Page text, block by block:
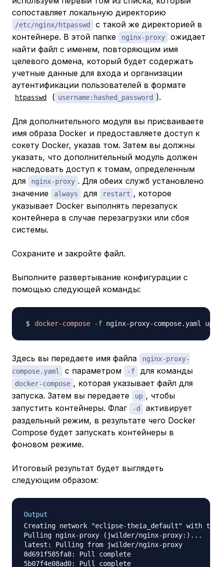
сопоставляет локальную директорию
/etc/nginx/htpasswd
с такой же директорией в
контейнере. В этой папке
nginx-proxy
ожидает
найти файл с именем, повторяющим имя
целевого домена, который будет содержать
учетные данные для входа и организации
аутентификации пользователей в формате
htpasswd ( username:hashed_password ).
Для дополнительного модуля вы присваиваете
имя образа Docker и предоставляете доступ к
сокету Docker, указав том. Затем вы должны
указать, что дополнительный модуль должен
наследовать доступ к томам, определенным
для
nginx-proxy . Для обеих служб установлено
значение
always для restart , которое
указывает Docker выполнять перезапуск
контейнера в случае перезагрузки или сбоя
системы.
Сохраните и закройте файл.
Выполните развертывание конфигурации с
помощью следующей команды:
docker-compose -f nginx-proxy-compose.yaml up
Здесь вы передаете имя файла
nginx-proxy-
compose.yaml
с параметром -f для команды
docker-compose , которая указывает файл для
запуска. Затем вы передаете
up , чтобы
запустить контейнеры. Флаг
-d
активирует
раздельный режим, в результате чего Docker
Compose будет запускать контейнеры в
фоновом режиме.
Итоговый результат будет выглядеть
следующим образом:
Output
Creating network "eclipse-theia_default" with
Pulling nginx-proxy (jwilder/nginx-proxy:)...
latest: Pulling from jwilder/nginx-proxy
8d691f585fa8: Pull complete
5b07f4e08ad0: Pull complete